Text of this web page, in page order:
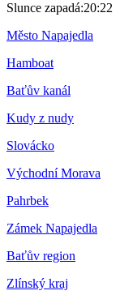
Slunce zapadá:20:22
Město Napajedla
Hamboat
Baťův kanál
Kudy z nudy
Slovácko
Východní Morava
Pahrbek
Zámek Napajedla
Baťův region
Zlínský kraj